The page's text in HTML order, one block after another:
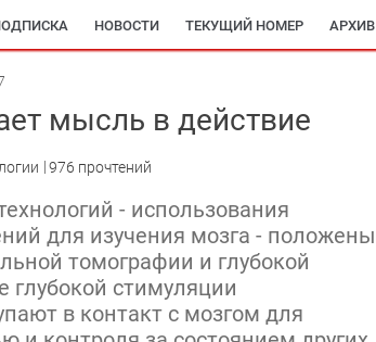
НОВОСТИ ТЕКУЩИЙ НОМЕР АРХИВ
мысль в действие
976 прочтений
- использования
для изучения мозга - положены
томографии и глубокой
глубокой стимуляции
в контакт с мозгом для